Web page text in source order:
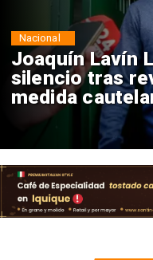
Chile y
reinicio de
consulares
Nacional